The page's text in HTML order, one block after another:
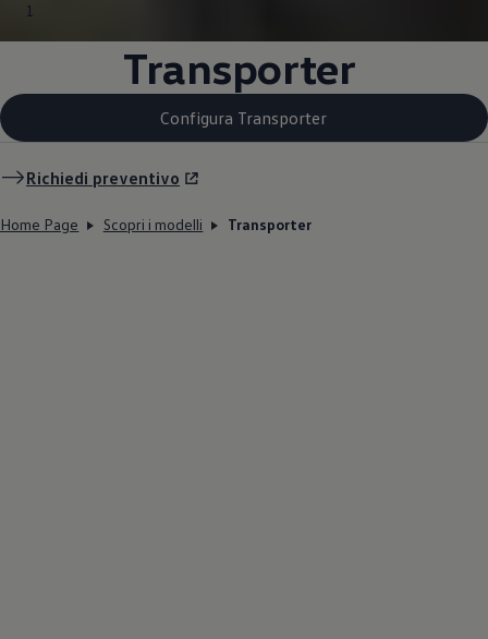
1
Transporter
Configura Transporter
Richiedi preventivo
Home Page Scopri i modelli Transporter